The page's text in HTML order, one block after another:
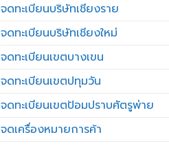
จดทะเบียนบริษัทเชียงราย
จดทะเบียนบริษัทเชียงใหม่
จดทะเบียนเขตบางเขน
จดทะเบียนเขตปทุมวัน
จดทะเบียนเขตป้อมปราบศัตรูพ่าย
จดเครื่องหมายการค้า